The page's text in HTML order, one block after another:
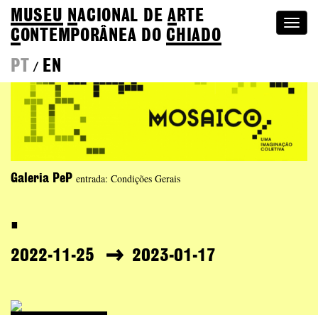
MUSEU NACIONAL DEA RTE
CONTEMPORÂNEA DOCHIADO
PT
/ EN
Galeria PeP entrada: Condições Gerais
.
2022-11-25 2023-01-17